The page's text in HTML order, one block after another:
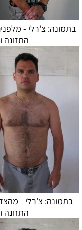
בתמונה: צ'רלי -
התזונה ו
בתמונה: צ'רלי -
התזונה ו